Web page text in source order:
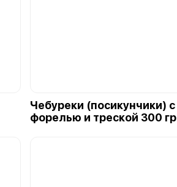
Чебуреки (посикунчики) с
форелью и треской 300 гр